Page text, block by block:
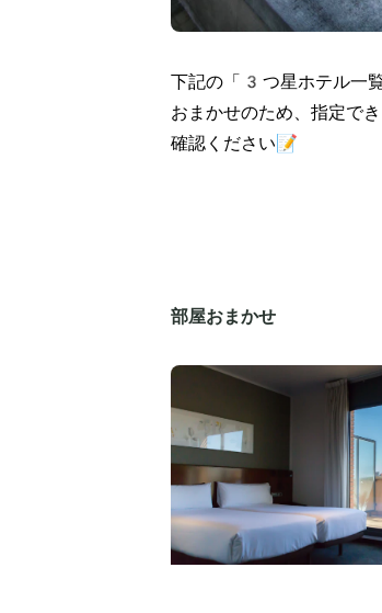
下記の「3つ星ホテル一
おまかせのため、指定で
確認ください📝
部屋おまかせ